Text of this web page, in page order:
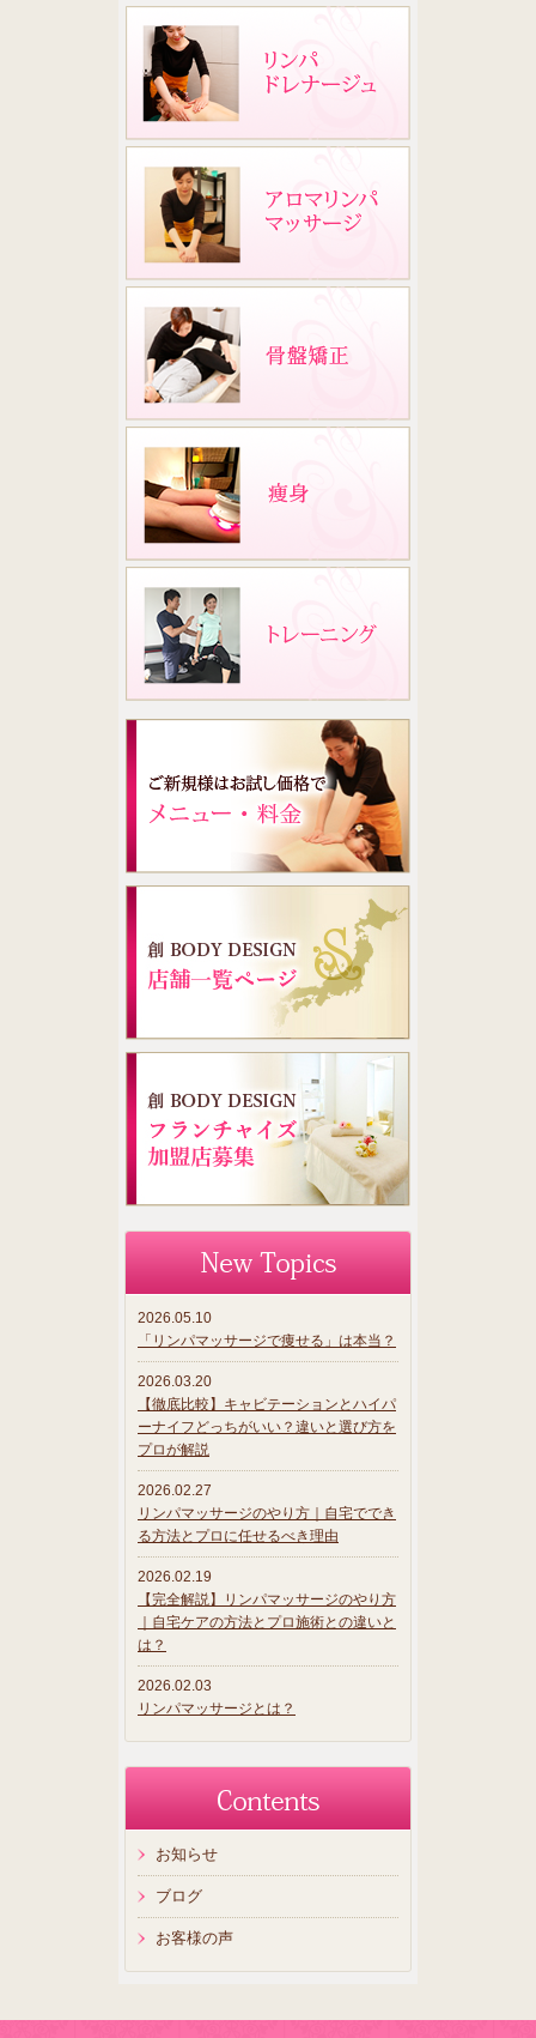
2026.05.10
「リンパマッサージで痩せる」は本当？
2026.03.20
【徹底比較】キャビテーションとハイパ
ーナイフどっちがいい？違いと選び方を
プロが解説
2026.02.27
リンパマッサージのやり方｜自宅ででき
る方法とプロに任せるべき理由
2026.02.19
【完全解説】リンパマッサージのやり方
｜自宅ケアの方法とプロ施術との違いと
は？
2026.02.03
リンパマッサージとは？
お知らせ
ブログ
お客様の声